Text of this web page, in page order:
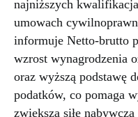
najniższych
umowach
informuje Netto-brutto
wzrost wynagrodzenia
oraz wyższą podstawę
podatków, co pomaga
zwiększa siłę